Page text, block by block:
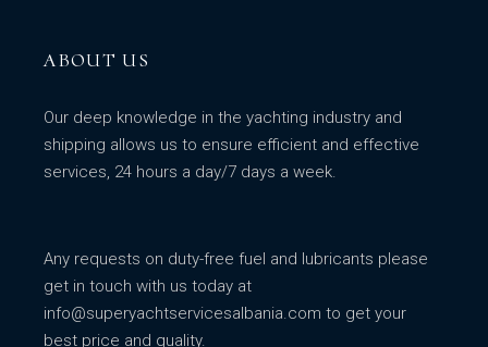
ABOUT US
Our deep knowledge in the yachting industry and
shipping allows us to ensure efficient and effective
services, 24 hours a day/7 days a week.
Any requests on duty-free fuel and lubricants please
get in touch with us today at
info@superyachtservicesalbania.com to get your
best price and quality.